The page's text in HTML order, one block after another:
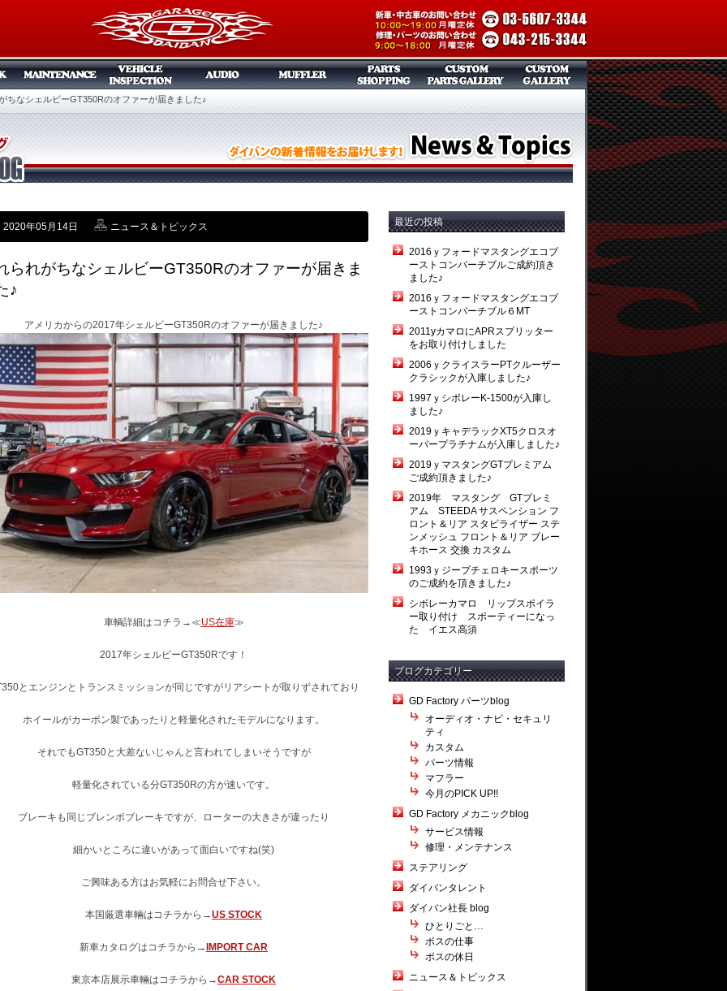
ちなシェルビーGT350Rのオファーが届きました♪
2020年05月14日 ニュース＆トピックス
られがちなシェルビーGT350Rのオファーが届きま
♪
アメリカからの2017年シェルビーGT350Rのオファーが届きました♪
車輌詳細はコチラ→≪US在庫≫
2017年シェルビーGT350Rです！
とエンジンとトランスミッションが同じですがリアシートが取りずされており
ホイールがカーボン製であったりと軽量化されたモデルになります。
それでもGT350と大差ないじゃんと言われてしまいそうですが
軽量化されている分GT350Rの方が速いです。
ブレーキも同じブレンボブレーキですが、ローターの大きさが違ったり
細かいところに違いがあって面白いですね(笑)
ご興味ある方はお気軽にお問合せ下さい。
本国厳選車輛はコチラから→US STOCK
新車カタログはコチラから→ IMPORT CAR
東京本店展示車輛はコチラから→CAR STOCK
最近の投稿
2016ｙフォードマスタングエコブ
ーストコンバーチブルご成約頂き
ました♪
2016ｙフォードマスタングエコブ
ーストコンバーチブル６MT
2011yカマロにAPRスプリッター
をお取り付けしました
2006ｙクライスラーPTクルーザー
クラシックが入庫しました♪
1997ｙシボレーK-1500が入庫し
ました♪
2019ｙキャデラックXT5クロスオ
ーバープラチナムが入庫しました♪
2019ｙマスタングGTプレミアム
ご成約頂きました♪
2019年 マスタング GTプレミ
アム STEEDA サスペンション フ
ロント＆リア スタビライザー ステ
ンメッシュ フロント＆リア ブレー
キホース 交換 カスタム
1993ｙジープチェロキースポーツ
のご成約を頂きました♪
シボレーカマロ リップスポイラ
ー取り付け スポーティーになっ
た イエス高須
ブログカテゴリー
GD Factory パーツblog
オーディオ・ナビ・セキュリ
ティ
カスタム
パーツ情報
マフラー
今月のPICK UP!!
GD Factory メカニックblog
サービス情報
修理・メンテナンス
ステアリング
ダイバンタレント
ダイバン社長 blog
ひとりごと…
ボスの仕事
ボスの休日
ニュース＆トピックス